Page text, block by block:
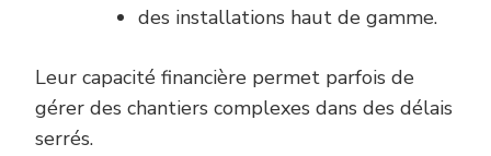
des installations haut de gamme.
Leur capacité financière permet parfois de
gérer des chantiers complexes dans des délais
serrés.